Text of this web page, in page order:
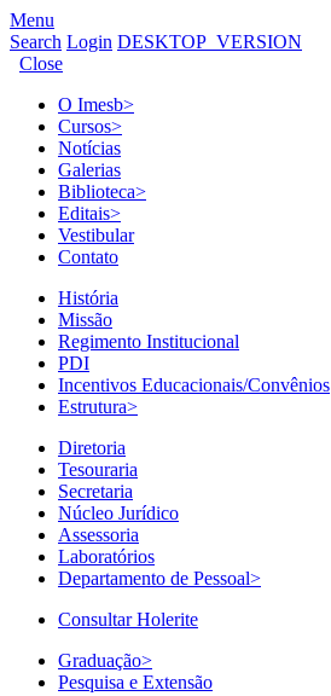
Menu
Search Login DESKTOP_VERSION
Close
O Imesb>
Cursos>
Notícias
Galerias
Biblioteca>
Editais>
Vestibular
Contato
História
Missão
Regimento Institucional
PDI
Incentivos Educacionais/Convênios
Estrutura>
Diretoria
Tesouraria
Secretaria
Núcleo Jurídico
Assessoria
Laboratórios
Departamento de Pessoal>
Consultar Holerite
Graduação>
Pesquisa e Extensão